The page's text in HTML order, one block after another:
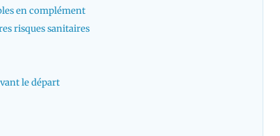
en complément
risques sanitaires
le départ